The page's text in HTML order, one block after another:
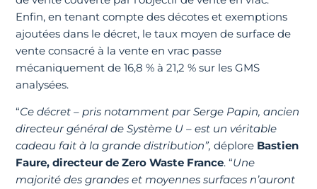
Enfin, en tenant compte des décotes et exemptions
ajoutées dans le décret, le taux moyen de surface de
vente consacré à la vente en vrac passe
mécaniquement de 16,8 % à 21,2 % sur les GMS
analysées.
“Ce décret – pris notamment par Serge Papin, ancien
directeur général de Système U – est un véritable
cadeau fait à la grande distribution”,déplore Bastien
Faure, directeur de Zero Waste France. “Une
majorité des grandes et moyennes surfaces n’auront